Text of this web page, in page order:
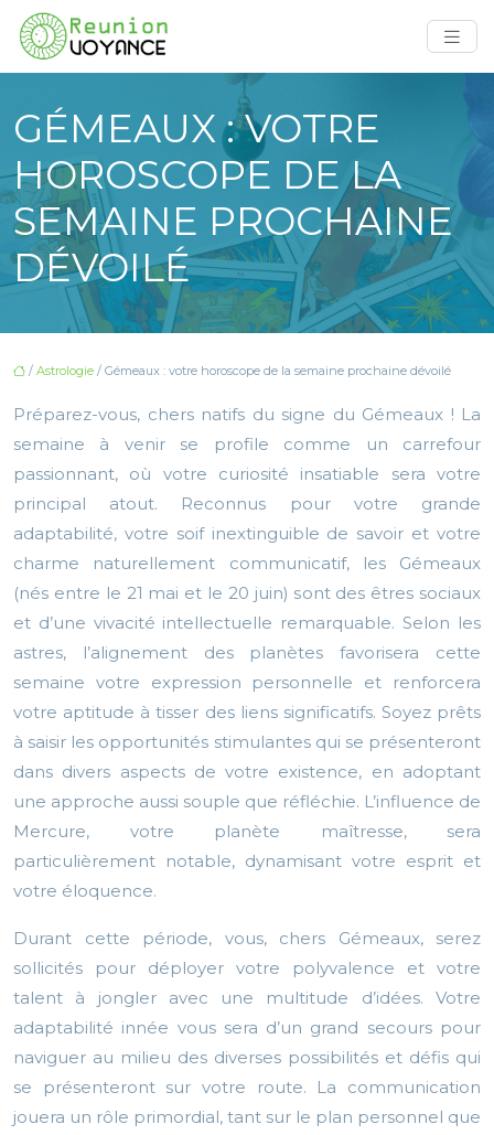
GÉMEAUX : VOTRE
HOROSCOPE DE LA
SEMAINE PROCHAINE
DÉVOILÉ
/ Astrologie / Gémeaux : votre horoscope de la semaine prochaine dévoilé
Préparez-vous, chers natifs du signe du Gémeaux ! La
semaine à venir se profile comme un carrefour
passionnant, où votre curiosité insatiable sera votre
principal atout. Reconnus pour votre grande
adaptabilité, votre soif inextinguible de savoir et votre
charme naturellement communicatif, les Gémeaux
(nés entre le 21 mai et le 20 juin) sont des êtres sociaux
et d’une vivacité intellectuelle remarquable. Selon les
astres, l’alignement des planètes favorisera cette
semaine votre expression personnelle et renforcera
votre aptitude à tisser des liens significatifs. Soyez prêts
à saisir les opportunités stimulantes qui se présenteront
dans divers aspects de votre existence, en adoptant
une approche aussi souple que réfléchie. L’influence de
Mercure, votre planète maîtresse, sera
particulièrement notable, dynamisant votre esprit et
votre éloquence.
Durant cette période, vous, chers Gémeaux, serez
sollicités pour déployer votre polyvalence et votre
talent à jongler avec une multitude d’idées. Votre
adaptabilité innée vous sera d’un grand secours pour
naviguer au milieu des diverses possibilités et défis qui
se présenteront sur votre route. La communication
jouera un rôle primordial, tant sur le plan personnel que